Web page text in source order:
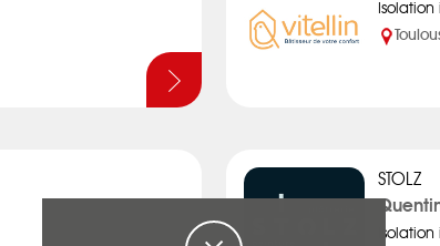
STOLZ